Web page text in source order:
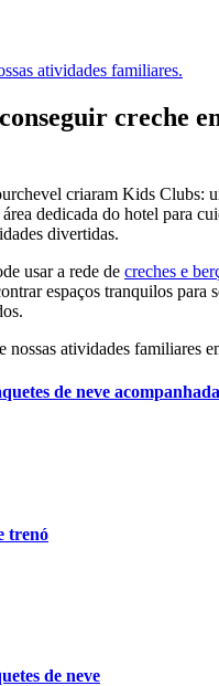
atividades familiares.
creche
criaram Kids Clubs:
dedicada do hotel para
divertidas.
usar a rede de creches e
espaços tranquilos para
nossas atividades familiares
de neve acompanhada
trenó
de neve